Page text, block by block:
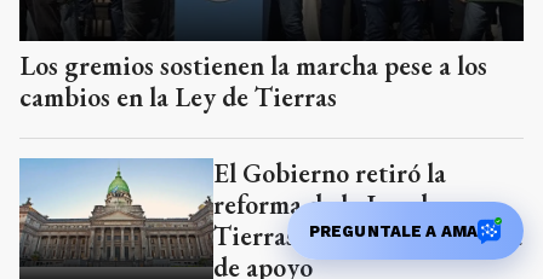
Los gremios sostienen la marcha pese a los
cambios en la Ley de Tierras
El Gobierno retiró la
reforma de la Ley de
Tierras del Senado por falta
de apoyo
PREGUNTALE A AMA